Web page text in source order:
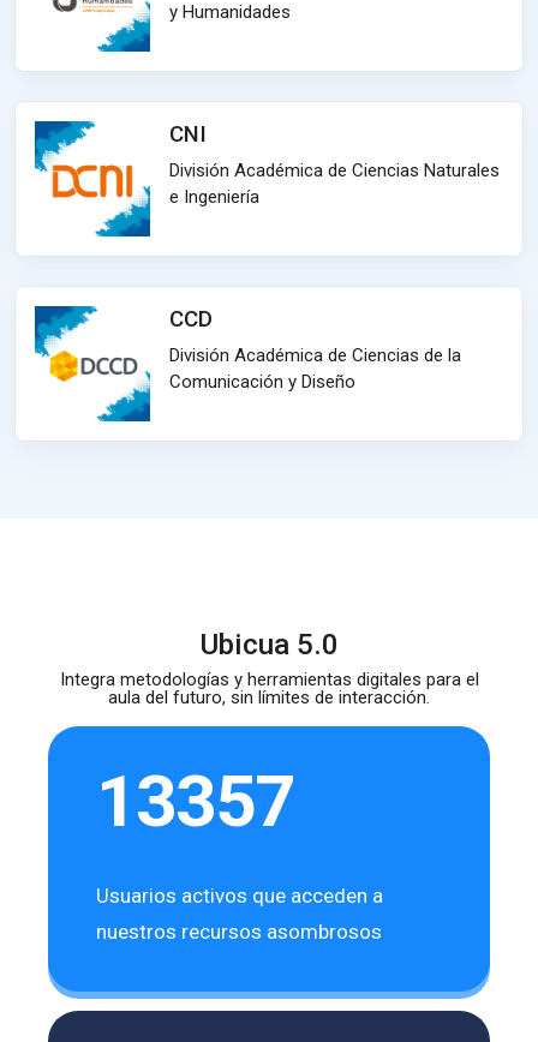
y Humanidades
CNI
División Académica de Ciencias Naturales
e Ingeniería
CCD
División Académica de Ciencias de la
Comunicación y Diseño
Ubicua 5.0
Integra metodologías y herramientas digitales para el
aula del futuro, sin límites de interacción.
13357
Usuarios activos que acceden a
nuestros recursos asombrosos